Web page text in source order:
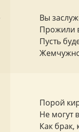
Вы
Прожили
Пусть
Порой
Не могут
Как брак,